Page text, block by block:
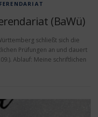
(BaWü)
schließt sich die
Prüfungen an und dauert
Ablauf: Meine schriftlichen